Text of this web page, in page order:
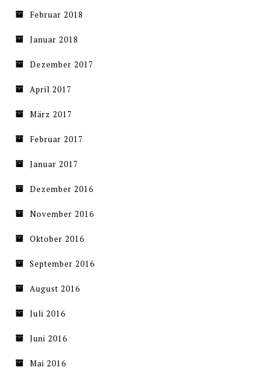
Februar 2018
Januar 2018
Dezember 2017
April 2017
März 2017
Februar 2017
Januar 2017
Dezember 2016
November 2016
Oktober 2016
September 2016
August 2016
Juli 2016
Juni 2016
Mai 2016